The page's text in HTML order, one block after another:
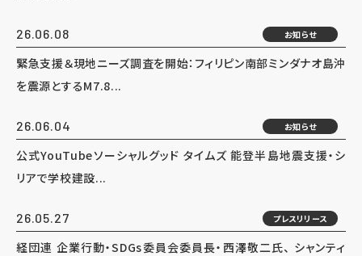
26.06.08 お知らせ
緊急支援＆現地ニーズ調査を開始：フィリピン南部ミンダナオ島沖
を震源とするM7.8...
26.06.04 お知らせ
公式YouTubeソーシャルグッド タイムズ 能登半島地震支援・シ
リアで学校建設...
26.05.27 プレスリリース
経団連 企業行動・SDGs委員会委員長・西澤敬二氏、 シャンティ